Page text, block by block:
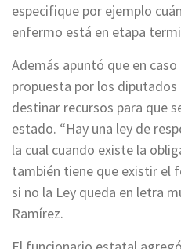
especifique por ejemplo
enfermo está en etapa
Además apuntó que en
propuesta por los
destinar recursos para que
estado. “Hay una ley de
la cual cuando existe la
también tiene que existir el
si no la Ley queda en letra
Ramírez.